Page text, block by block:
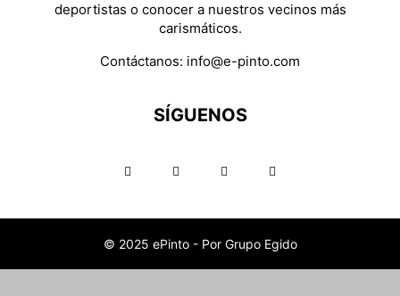
deportistas o conocer a nuestros vecinos más
carismáticos.
Contáctanos: info@e-pinto.com
SÍGUENOS
© 2025 ePinto - Por Grupo Egido